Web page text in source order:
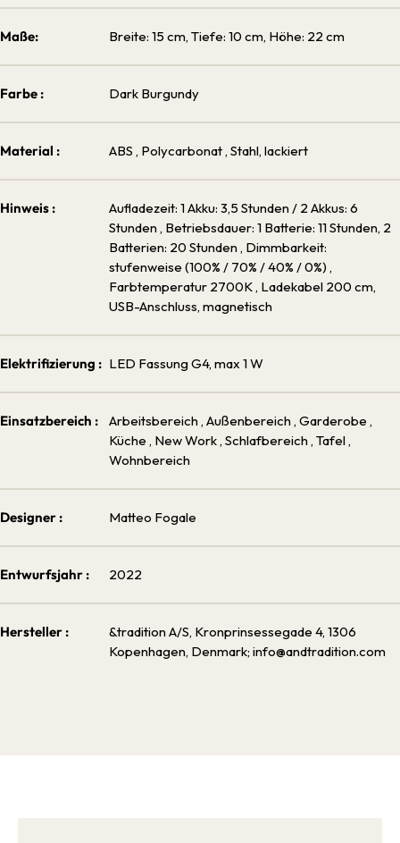
Maße: Breite: 15 cm, Tiefe: 10 cm, Höhe: 22 cm
Farbe : Dark Burgundy
Material : ABS , Polycarbonat , Stahl, lackiert
Hinweis :
Aufladezeit: 1 Akku: 3,5 Stunden / 2 Akkus: 6
Stunden , Betriebsdauer: 1 Batterie: 11 Stunden, 2
Batterien: 20 Stunden , Dimmbarkeit:
stufenweise (100% / 70% / 40% / 0%) ,
Farbtemperatur 2700K , Ladekabel 200 cm,
USB-Anschluss, magnetisch
Elektrifizierung : LED Fassung G4, max 1 W
Einsatzbereich : Arbeitsbereich , Außenbereich , Garderobe ,
Küche , New Work , Schlafbereich , Tafel ,
Wohnbereich
Designer : Matteo Fogale
Entwurfsjahr : 2022
Hersteller :
&tradition A/S, Kronprinsessegade 4, 1306
Kopenhagen, Denmark; info@andtradition.com